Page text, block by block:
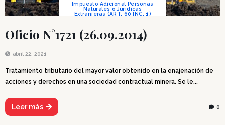
Impuesto Adicional Personas
Naturales o Jurídicas
Extranjeras (ART. 60 INC. 1)
Oficio N°1721 (26.09.2014)
abril 22, 2021
Tratamiento tributario del mayor valor obtenido en la enajenación de
acciones y derechos en una sociedad contractual minera. Se le...
Leer más 0